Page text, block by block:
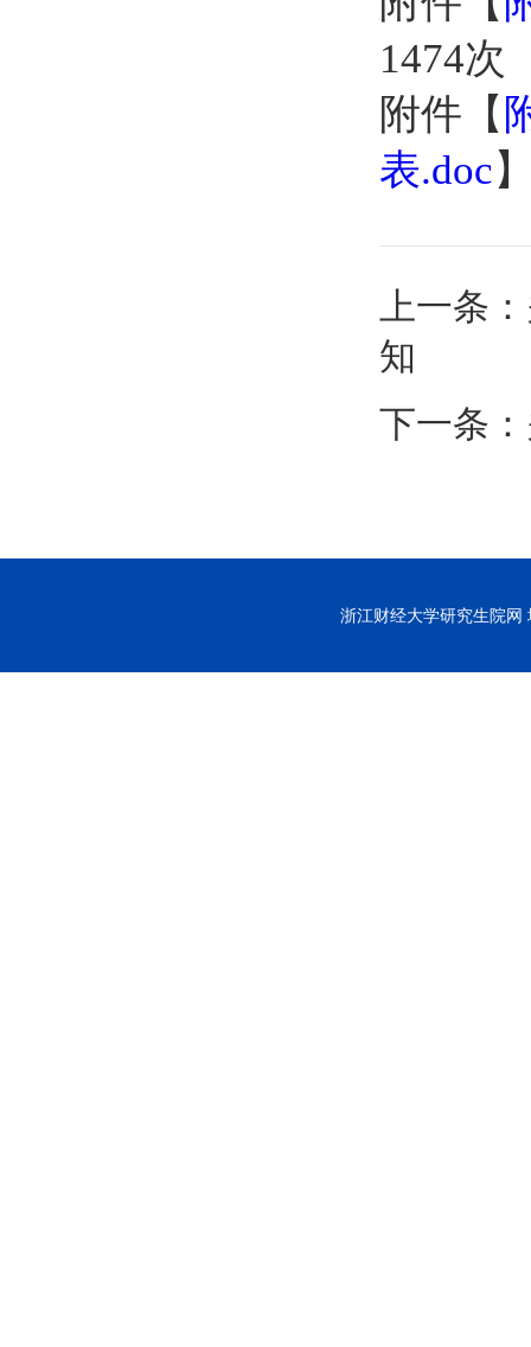
1474次
附件【
表.doc
上一条：
知
下一条：
浙江财经大学研究生院网